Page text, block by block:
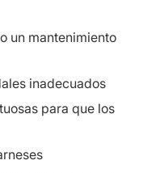
un mantenimiento
inadecuados
para que los